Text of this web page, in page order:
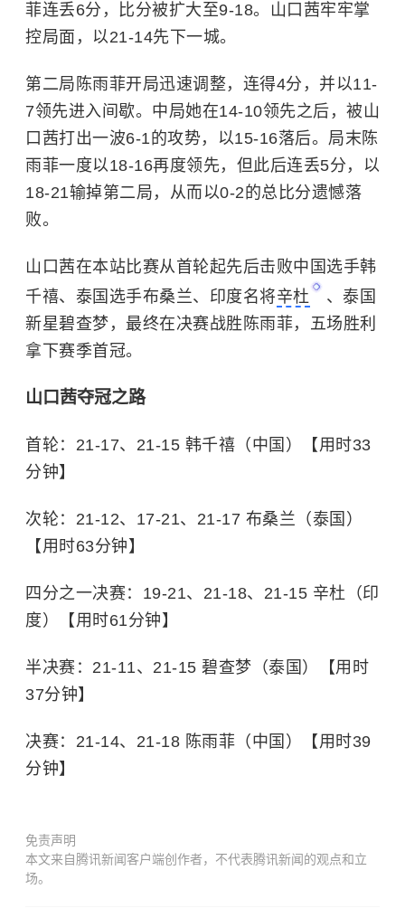
菲连丢6分，比分被扩大至9-18。山口茜牢牢掌
控局面，以21-14先下一城。
第二局陈雨菲开局迅速调整，连得4分，并以11-
7领先进入间歇。中局她在14-10领先之后，被山
口茜打出一波6-1的攻势，以15-16落后。局末陈
雨菲一度以18-16再度领先，但此后连丢5分，以
18-21输掉第二局，从而以0-2的总比分遗憾落
败。
山口茜在本站比赛从首轮起先后击败中国选手韩
千禧、泰国选手布桑兰、印度名将辛杜
、泰国
新星碧查梦，最终在决赛战胜陈雨菲，五场胜利
拿下赛季首冠。
山口茜夺冠之路
首轮：21-17、21-15 韩千禧（中国）【用时33
分钟】
次轮：21-12、17-21、21-17 布桑兰（泰国）
【用时63分钟】
四分之一决赛：19-21、21-18、21-15 辛杜（印
度）【用时61分钟】
半决赛：21-11、21-15 碧查梦（泰国）【用时
37分钟】
决赛：21-14、21-18 陈雨菲（中国）【用时39
分钟】
免责声明
本文来自腾讯新闻客户端创作者，不代表腾讯新闻的观点和立
场。